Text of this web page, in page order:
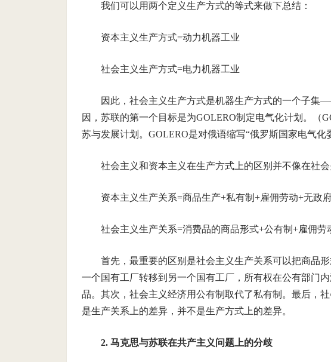
我们可以用两个定义生产方式的等式来做下总结：
资本主义生产方式=动力机器工业
社会主义生产方式=电力机器工业
因此，社会主义生产方式是机器生产方式的一个子
因，苏联的第一个目标是为GOLERO制定电气化计划。（
苏与发展计划。GOLERO是对俄语缩写“俄罗斯国家电气
社会主义和资本主义在生产方式上的区别并不像在社会
资本主义生产关系=商品生产+私有制+雇佣劳动+无政
社会主义生产关系=消费品的商品形式+公有制+雇佣劳
首先，最重要的区别是社会主义生产关系可以把商品
一个国有工厂转移到另一个国有工厂，所有权在公有部
品。其次，社会主义经济用公有制取代了私有制。最后，
是生产关系上的差异，并不是生产方式上的差异。
2. 马克思与苏联在共产主义问题上的分歧